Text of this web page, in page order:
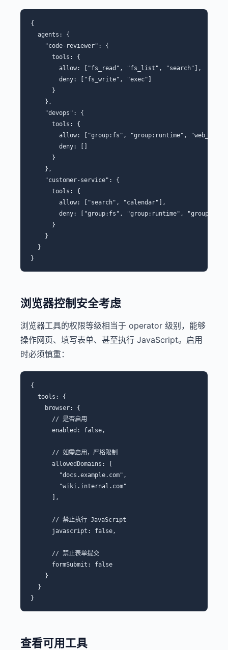
{
  agents: {
    "code-reviewer": {
      tools: {
        allow: ["fs_read", "fs_list", "search"],
        deny: ["fs_write", "exec"]
      }
    },
    "devops": {
      tools: {
allow: ["group:fs", "group:runtime",
        deny: []
      }
    },
    "customer-service": {
      tools: {
        allow: ["search", "calendar"],
        deny: ["group:fs", "group:runtime", "group:ui"]
      }
    }
  }
浏览器控制安全考虑
浏览器工具的权限等级相当于 operator 级别，能够
操作网页、填写表单、甚至执行 JavaScript。启用
时必须慎重：
{
  tools: {
    browser: {
      // 是否启用
      enabled: false,
      // 如需启用，严格限制
      allowedDomains: [
        "docs.example.com",
        "wiki.internal.com"
      ],
      // 禁止执行 JavaScript
      javascript: false,
      // 禁止表单提交
      formSubmit: false
    }
  }
查看可用工具